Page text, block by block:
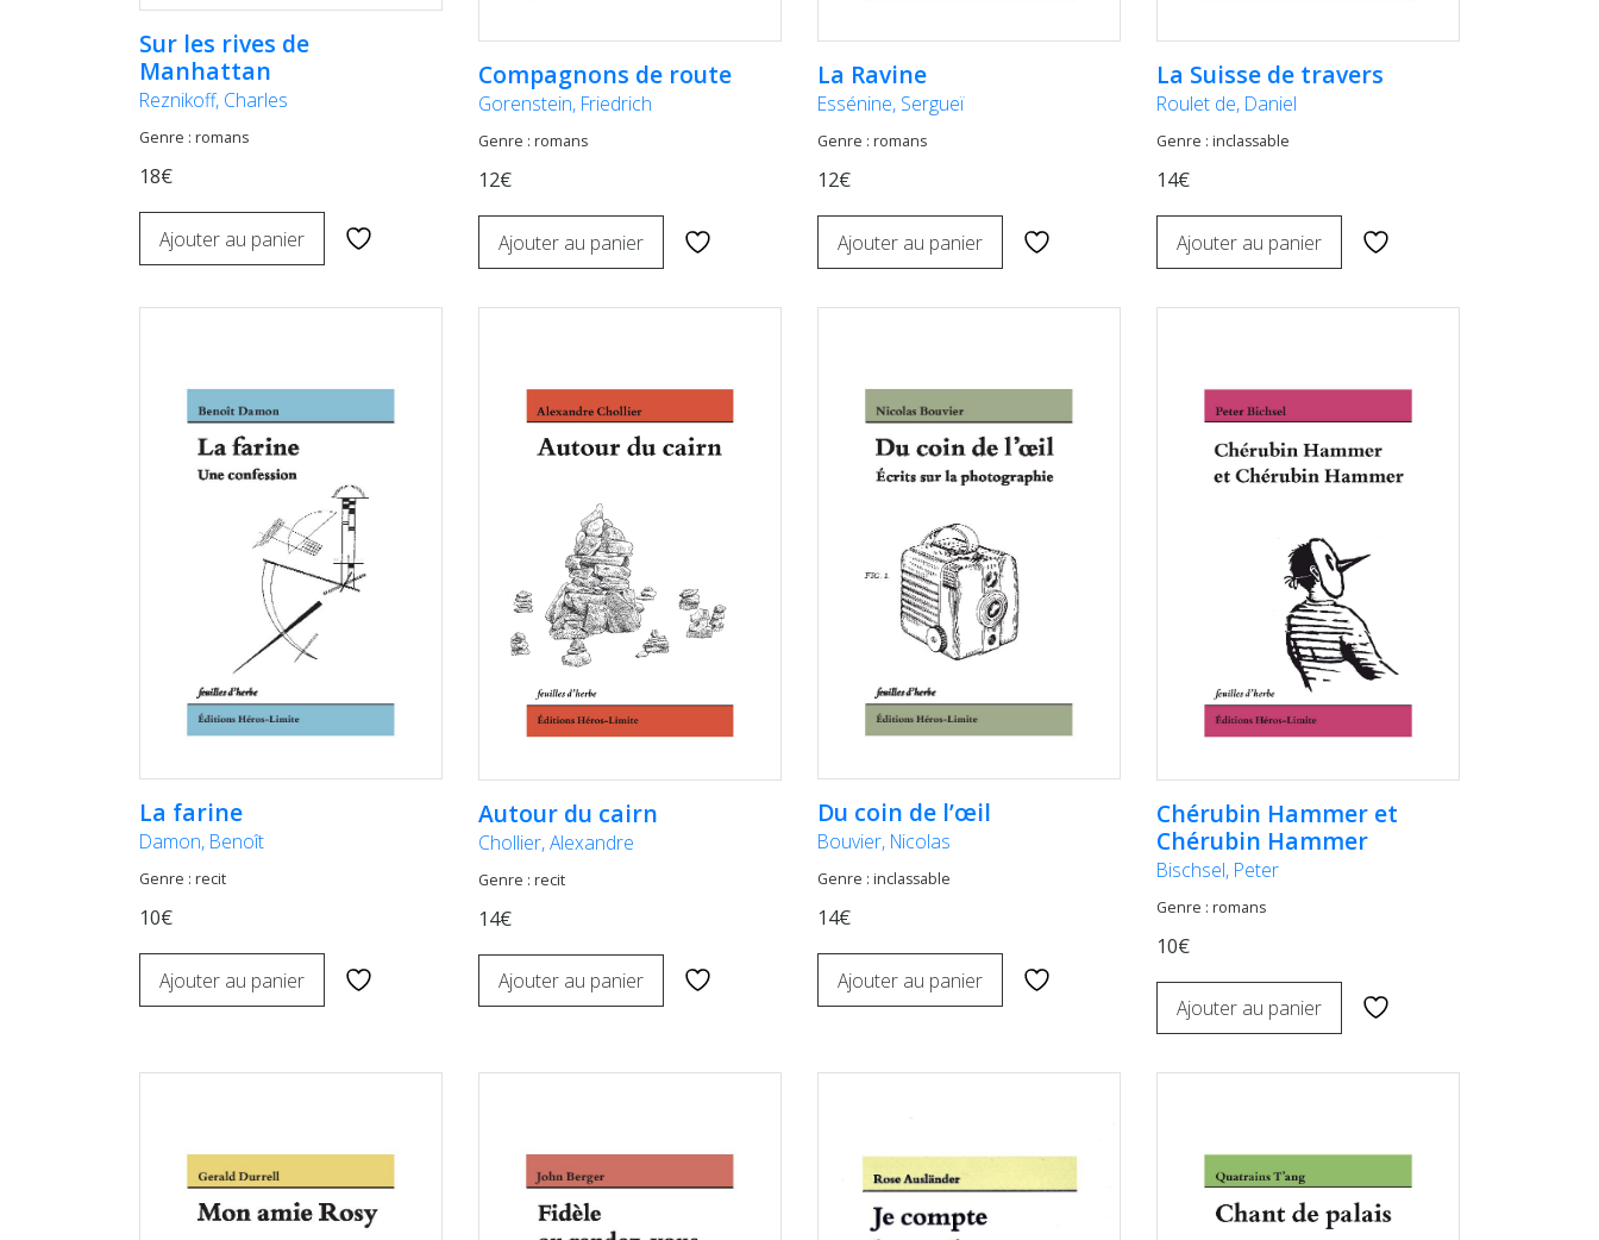
Sur les rives de
Manhattan
Reznikoff, Charles
Genre : romans
18€
Ajouter au panier
Compagnons de route
Gorenstein, Friedrich
Genre : romans
12€
Ajouter au panier
La Ravine
Essénine, Sergueï
Genre : romans
12€
Ajouter au panier
La Suisse de travers
Roulet de, Daniel
Genre : inclassable
14€
Ajouter au panier
La farine
Damon, Benoît
Genre : recit
10€
Ajouter au panier
Autour du cairn
Chollier, Alexandre
Genre : recit
14€
Ajouter au panier
Du coin de l’œil
Bouvier, Nicolas
Genre : inclassable
14€
Ajouter au panier
Chérubin Hammer et
Chérubin Hammer
Bischsel, Peter
Genre : romans
10€
Ajouter au panier